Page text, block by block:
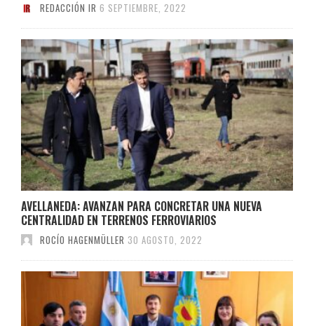
REDACCIÓN IR 6 SEPTIEMBRE, 2022
AVELLANEDA: AVANZAN PARA CONCRETAR UNA NUEVA
CENTRALIDAD EN TERRENOS FERROVIARIOS
ROCÍO HAGENMÜLLER 30 AGOSTO, 2022